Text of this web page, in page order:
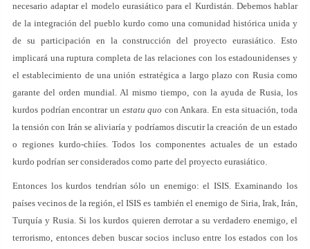
necesario adaptar el modelo eurasiático para el Kurdistán. Debemos hablar
de la integración del pueblo kurdo como una comunidad histórica unida y
de su participación en la construcción del proyecto eurasiático. Esto
implicará una ruptura completa de las relaciones con los estadounidenses y
el establecimiento de una unión estratégica a largo plazo con Rusia como
garante del orden mundial. Al mismo tiempo, con la ayuda de Rusia, los
kurdos podrían encontrar un estatu quo con Ankara. En esta situación, toda
la tensión con Irán se aliviaría y podríamos discutir la creación de un estado
o regiones kurdo-chiíes. Todos los componentes actuales de un estado
kurdo podrían ser considerados como parte del proyecto eurasiático.
Entonces los kurdos tendrían sólo un enemigo: el ISIS. Examinando los
países vecinos de la región, el ISIS es también el enemigo de Siria, Irak, Irán,
Turquía y Rusia. Si los kurdos quieren derrotar a su verdadero enemigo, el
terrorismo, entonces deben buscar socios incluso entre los estados con los